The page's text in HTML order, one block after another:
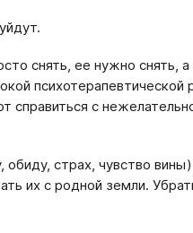
снять, ее нужно снять, а
с
страх, чувство
их с родной земли.